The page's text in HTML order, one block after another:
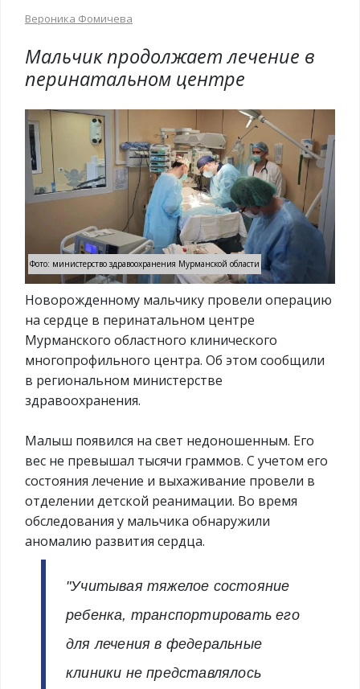
Вероника Фомичева
Мальчик продолжает лечение в
перинатальном центре
Фото: министерство здравоохранения Мурманской области
Новорожденному мальчику провели операцию
на сердце в перинатальном центре
Мурманского областного клинического
многопрофильного центра. Об этом сообщили
в региональном министерстве
здравоохранения.
Малыш появился на свет недоношенным. Его
вес не превышал тысячи граммов. С учетом его
состояния лечение и выхаживание провели в
отделении детской реанимации. Во время
обследования у мальчика обнаружили
аномалию развития сердца.
"Учитывая тяжелое состояние
ребенка, транспортировать его
для лечения в федеральные
клиники не представлялось